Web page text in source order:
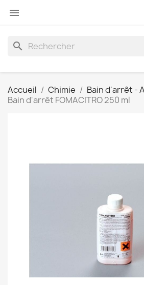

search
Accueil Chimie
Bain d'arrêt -
Bain d'arrêt FOMACITRO 250 ml